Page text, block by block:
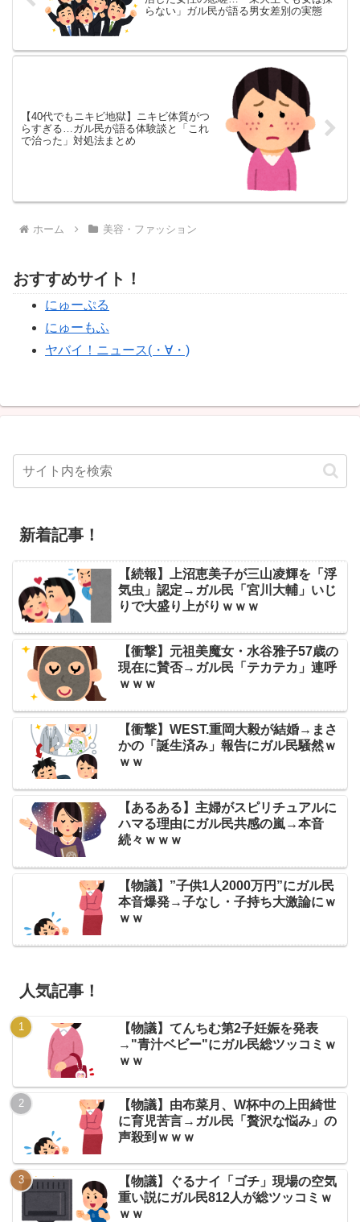
らない」ガル民が語る男女差別の実態
【40代でもニキビ地獄】ニキビ体質がつ
らすぎる…ガル民が語る体験談と「これ
で治った」対処法まとめ
ホーム 美容・ファッション
おすすめサイト！
にゅーぷる
にゅーもふ
ヤバイ！ニュース(・∀・)
新着記事！
【続報】上沼恵美子が三山凌輝を「浮
気虫」認定→ガル民「宮川大輔」いじ
りで大盛り上がりｗｗｗ
【衝撃】元祖美魔女・水谷雅子57歳の
現在に賛否→ガル民「テカテカ」連呼
ｗｗｗ
【衝撃】WEST.重岡大毅が結婚→まさ
かの「誕生済み」報告にガル民騒然ｗ
ｗｗ
【あるある】主婦がスピリチュアルに
ハマる理由にガル民共感の嵐→本音
続々ｗｗｗ
【物議】”子供1人2000万円”にガル民
本音爆発→子なし・子持ち大激論にｗ
ｗｗ
人気記事！
【物議】てんちむ第2子妊娠を発表
→"青汁ベビー"にガル民総ツッコミｗ
ｗｗ
【物議】由布菜月、W杯中の上田綺世
に育児苦言→ガル民「贅沢な悩み」の
声殺到ｗｗｗ
【物議】ぐるナイ「ゴチ」現場の空気
重い説にガル民812人が総ツッコミｗ
ｗｗ